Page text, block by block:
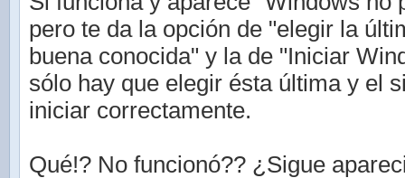
pero te da la opción de "elegir la
buena conocida" y la de "Iniciar
sólo hay que elegir ésta última y el
iniciar correctamente.
Qué!? No funcionó?? ¿Sigue